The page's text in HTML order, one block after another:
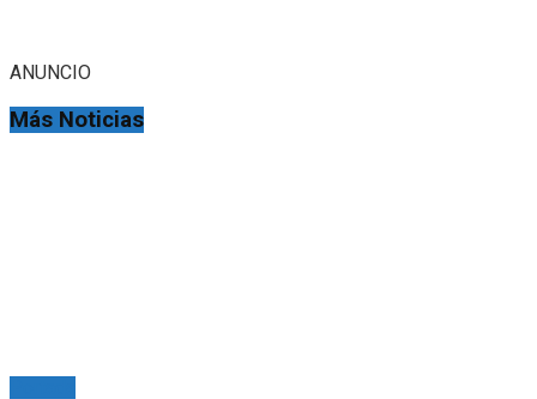
ANUNCIO
Más Noticias